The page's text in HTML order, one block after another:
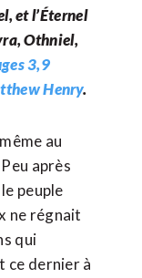
et l’Éternel
Othniel,
3,9
Henry.
au
après
peuple
ne régnait
qui
ce dernier à